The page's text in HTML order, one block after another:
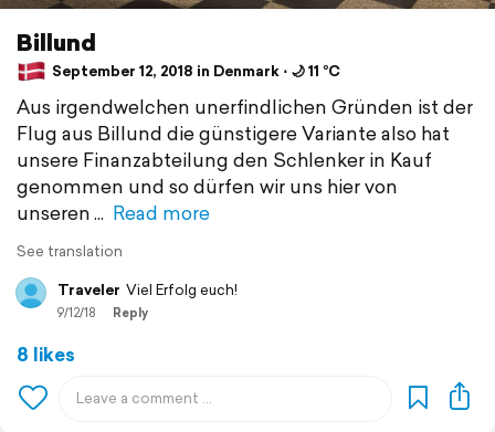
Billund
September 12, 2018 in Denmark ⋅ 🌙 11 °C
Aus irgendwelchen unerfindlichen Gründen ist der
Flug aus Billund die günstigere Variante also hat
unsere Finanzabteilung den Schlenker in Kauf
genommen und so dürfen wir uns hier von
unseren
Read more
See translation
Traveler Viel Erfolg euch!
9/12/18 Reply
8 likes